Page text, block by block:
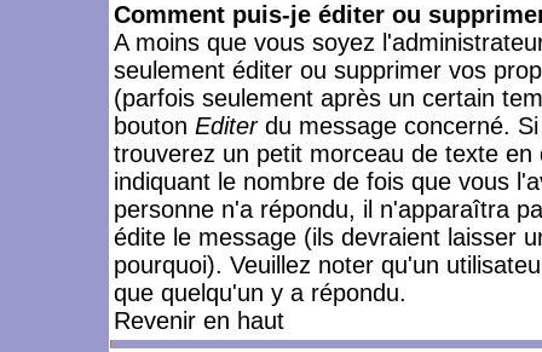
Comment puis-je éditer ou
A moins que vous soyez
seulement éditer ou supprimer vos
(parfois seulement après un certain
bouton Editerdu message concerné.
trouverez un petit morceau de texte
indiquant le nombre de fois que vous
personne n'a répondu, il n'apparaîtra
édite le message (ils devraient laisser
pourquoi). Veuillez noter qu'un
que quelqu'un y a répondu.
Revenir en haut